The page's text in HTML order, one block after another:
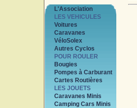
L'Association
LES VEHICULES
Voitures
Caravanes
VéloSolex
Autres Cyclos
POUR ROULER
Bougies
Pompes à Carburant
Cartes Routières
LES JOUETS
Caravanes Minis
Camping Cars Minis